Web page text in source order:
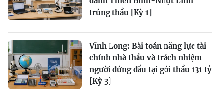
trúng thầu [Kỳ 1]
Vĩnh Long: Bài toán năng lực tài
chính nhà thầu và trách nhiệm
người đứng đầu tại gói thầu 131 tỷ
[Kỳ 3]